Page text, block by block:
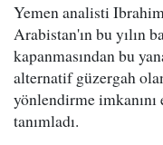
Yemen analisti
Arabistan'ın bu yılın
kapanmasından bu
alternatif güzergah
yönlendirme
tanımladı.